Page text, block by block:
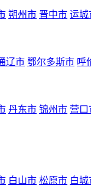
朔州市 晋中市 运城
辽市 鄂尔多斯市 呼
丹东市 锦州市 营口
白山市 松原市 白城